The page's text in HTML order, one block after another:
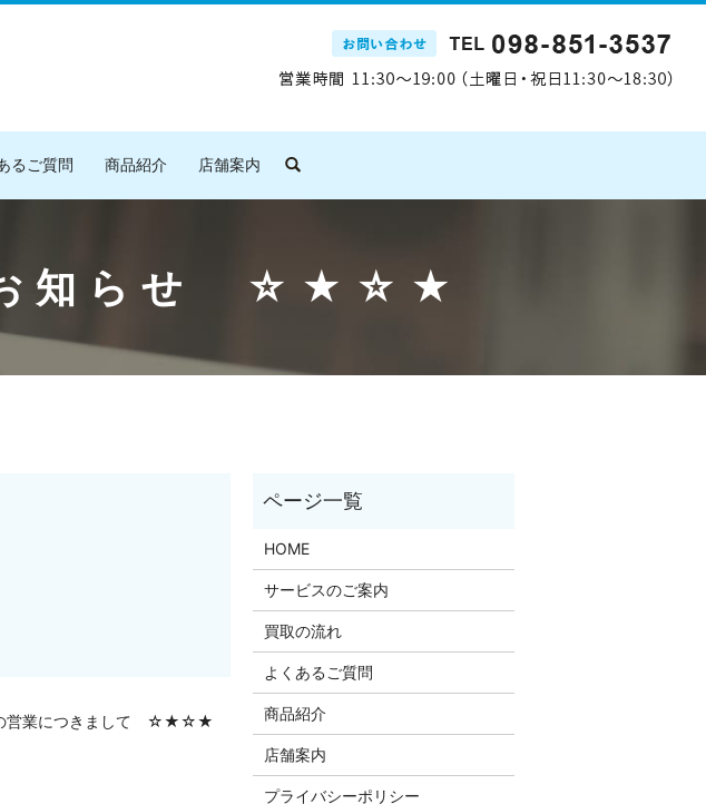
るご質問 商品紹介 店舗案内 search
知らせ ☆★☆★
業につきまして ☆★☆★
HOME
サービスのご案内
買取の流れ
よくあるご質問
商品紹介
店舗案内
プライバシーポリシー